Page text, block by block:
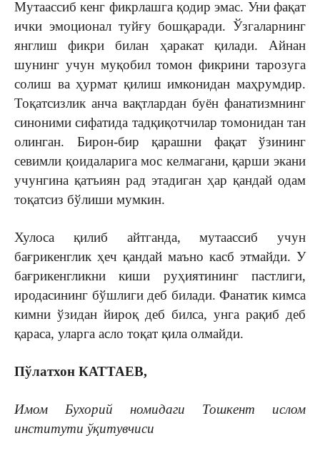
Мутаассиб кенг фикрлашга қодир эмас. Уни фақат
ички эмоционал туйғу бошқаради. Ўзгаларнинг
янглиш фик­ри билан ҳаракат қилади. Айнан
шунинг учун муқобил томон фикрини тарозуга
солиш ва ҳурмат қилиш имконидан маҳрумдир.
Тоқатсизлик анча вақтлардан бу­ён фанатизмнинг
синоними сифатида тадқиқотчилар томонидан тан
олинган. Бирон-бир қарашни фақат ўзининг
севимли қоидаларига мос келмагани, қарши экани
учунгина қатъ­иян рад этадиган ҳар қандай одам
тоқатсиз бўлиши мумкин.
Хулоса қилиб айтганда, мутаассиб учун
бағрикенглик ҳеч қандай маъно касб этмайди. У
бағрикенгликни киши руҳиятининг пастлиги,
иродасининг бўшлиги деб билади. Фанатик кимса
кимни ўзидан йироқ деб билса, унга рақиб деб
қараса, уларга асло тоқат қила олмайди.
Пўлатхон КАТТАЕВ,
Имом Бухорий номидаги Тошкент ислом
институти ўқитувчиси